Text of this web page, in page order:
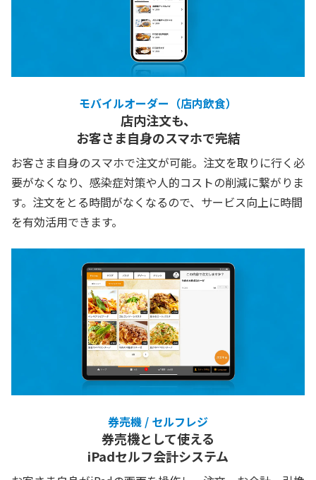
モバイルオーダー（店内飲食）
店内注文も、
お客さま自身のスマホで完結
お客さま自身のスマホで注文が可能。注文を取りに行く必
要がなくなり、感染症対策や人的コストの削減に繋がりま
す。注文をとる時間がなくなるので、サービス向上に時間
を有効活用できます。
券売機 / セルフレジ
券売機として使える
iPadセルフ会計システム